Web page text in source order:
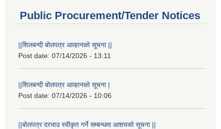
Public Procurement/Tender Notices
||शिलबन्दी बोलपत्र आव्हानको सूचना ||
Post date: 07/14/2026 - 13:11
||शिलबन्दी बोलपत्र आव्हानको सूचना |
Post date: 07/14/2026 - 10:06
||बोलपत्र दरभाउ स्वीकृत गर्ने सम्बन्धमा आशयको सूचना ||